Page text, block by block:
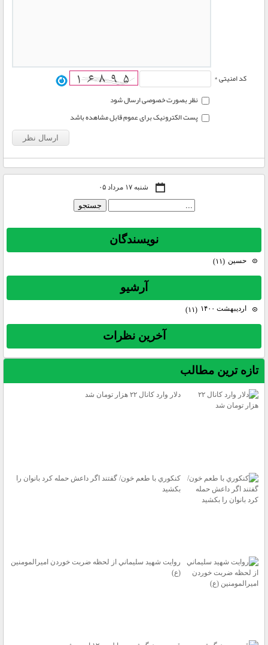
کد امنیتی *
نظر بصورت خصوصی ارسال شود
پست الکترونیک برای عموم قابل مشاهده باشد
شنبه ۱۷ مرداد ۰۵
نويسندگان
حسين (۱۱)
آرشيو
اردیبهشت ۱۴۰۰ (۱۱)
آخرين نظرات
تازه ترين مطالب
دلار وارد كانال ۲۲ هزار تومان شد
كنكوري با طعم خون/ گفتند اگر داعش حمله كرد بانوان را
بكشيد
روايت شهيد سليماني از لحظه ضربت خوردن اميرالمومنين
(ع)